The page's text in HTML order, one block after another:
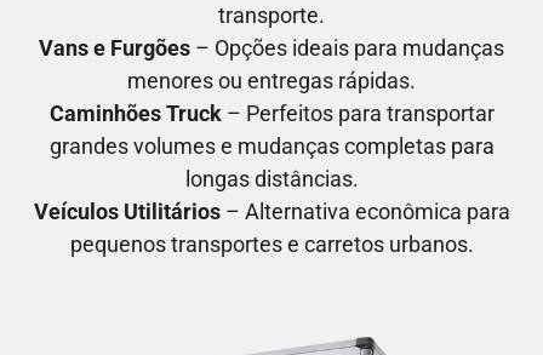
transporte.
Vans e Furgões – Opções ideais para mudanças
menores ou entregas rápidas.
Caminhões Truck– Perfeitos para transportar
grandes volumes e mudanças completas para
longas distâncias.
Veículos Utilitários– Alternativa econômica para
pequenos transportes e carretos urbanos.